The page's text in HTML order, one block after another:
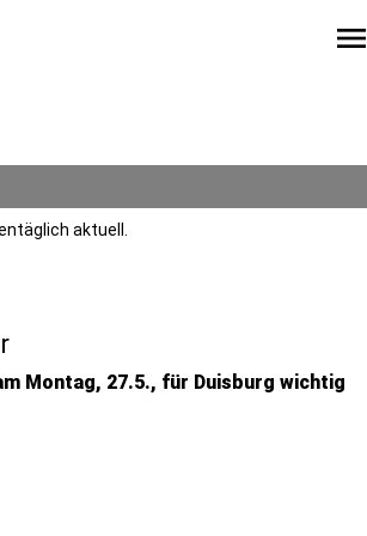
menu
aktuell.
Montag, 27.5., für Duisburg wichtig